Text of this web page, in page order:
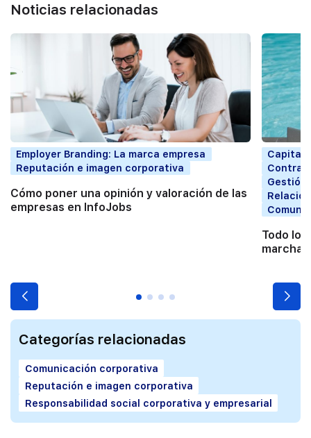
Noticias relacionadas
Employer Branding: La marca empresa
Reputación e imagen corporativa
Cómo poner una opinión y valoración de las
empresas en InfoJobs
Capital
Gestión
Todo lo
Categorías relacionadas
Comunicación corporativa
Reputación e imagen corporativa
Responsabilidad social corporativa y empresarial